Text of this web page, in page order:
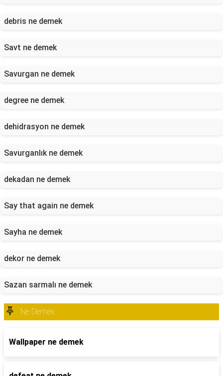
debris ne demek
Savt ne demek
Savurgan ne demek
degree ne demek
dehidrasyon ne demek
Savurganlık ne demek
dekadan ne demek
Say that again ne demek
Sayha ne demek
dekor ne demek
Sazan sarmalı ne demek
Ne Demek
Wallpaper ne demek